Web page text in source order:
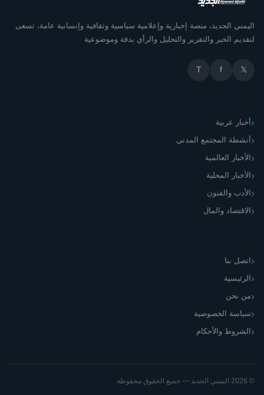
اليمني الجديد، منصة إخبارية وإعلامية سياسية وثقافية وإنسانية عامة، تسعى
لتقديم الخبر والتقرير والتحليل والرأي بدقة وموضوعية
𝕏
f
T
أخبار عربية
أنشطة المجتمع المدني
الأخبار العالمية
الأخبار المحلية
الأدب والفنون
الاقتصاد والمال
اتصل بنا
الرئيسية
من نحن
سياسة الخصوصية
الشروط والأحكام
© 2026 اليمني الجديد — جميع الحقوق محفوظة